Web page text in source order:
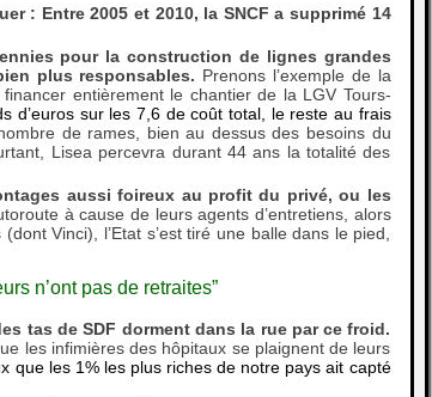
: Entre 2005 et 2010, la SNCF a supprimé 14
pour la construction de lignes grandes
plus responsables. Prenons l’exemple de la
entièrement le chantier de la LGV Tours-
d’euros sur les 7,6 de coût total, le reste au frais
de rames, bien au dessus des besoins du
Lisea percevra durant 44 ans la totalité des
aussi foireux au profit du privé, ou les
à cause de leurs agents d’entretiens, alors
Vinci), l’Etat s’est tiré une balle dans le pied,
n’ont pas de retraites”
tas de SDF dorment dans la rue par ce froid.
les infimières des hôpitaux se plaignent de leurs
que les 1% les plus riches de notre pays ait capté